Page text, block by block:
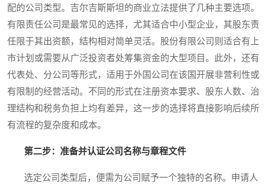
配的公司类型。吉尔吉斯斯坦的商业立法提供了几种主要选项。
有限责任公司是最常见的选择，尤其适合中小型企业，其股东责
任限于其出资额，结构相对简单灵活。股份有限公司则适合有上
市计划或需要从广泛投资者处筹集资金的大型项目。此外，还有
代表处、分公司等形式，适用于外国公司在该国开展非营利性或
有限制的经营活动。不同的形式在注册资本要求、股东人数、治
理结构和税务负担上均有差异，这一步的选择将直接影响后续所
有流程的复杂度和成本。
第二步：准备并认证公司名称与章程文件
选定公司类型后，便需为公司赋予一个独特的名称。申请人